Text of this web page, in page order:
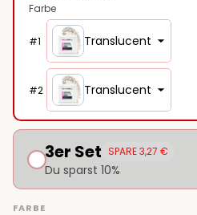
Farbe
#1 Translucent
#2 Translucent
3er Set SPARE 3,27 €
Du sparst 10%
FARBE